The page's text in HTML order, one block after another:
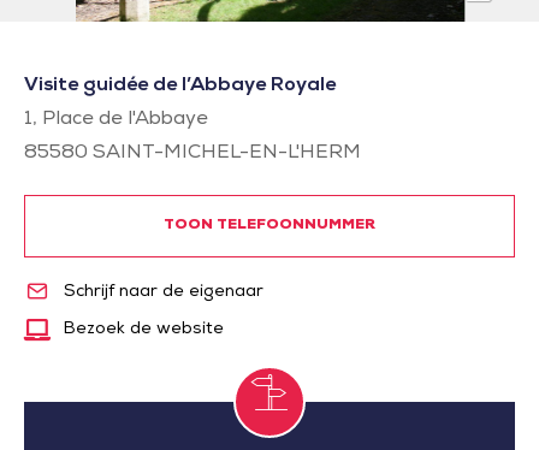
Visite guidée de l’Abbaye Royale
1, Place de l'Abbaye
85580 SAINT-MICHEL-EN-L'HERM
TOON TELEFOONNUMMER
Schrijf naar de eigenaar
Bezoek de website